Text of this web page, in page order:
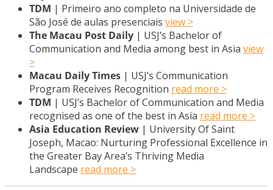
TDM | Primeiro ano completo na Universidade de
São José de aulas presenciais view >
The Macau Post Daily | USJ’s Bachelor of
Communication and Media among best in Asia view
>
Macau Daily Times | USJ’s Communication
Program Receives Recognition read more >
TDM | USJ’s Bachelor of Communication and Media
recognised as one of the best in Asia read more >
Asia Education Review | University Of Saint
Joseph, Macao: Nurturing Professional Excellence in
the Greater Bay Area’s Thriving Media
Landscape read more >